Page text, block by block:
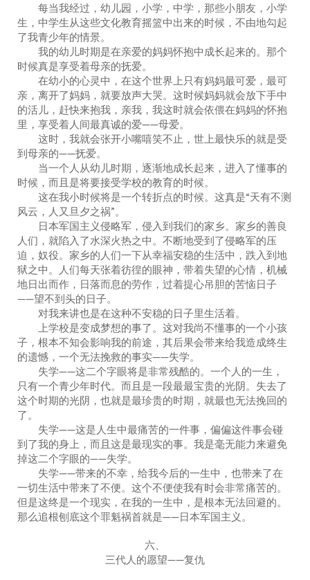
每当我经过，幼儿园，小学，中学，那些小朋友，小学
生，中学生从这些文化教育摇篮中出来的时候，不由地勾起
了我青少年的情景。
我的幼儿时期是在亲爱的妈妈怀抱中成长起来的。那个
时候真是享受着母亲的抚爱。
在幼小的心灵中，在这个世界上只有妈妈最可爱，最可
亲，离开了妈妈，就要放声大哭。这时候妈妈就会放下手中
的活儿，赶快来抱我，亲我，我这时就会依偎在妈妈的怀抱
里，享受着人间最真诚的爱——母爱。
这时，我就会张开小嘴嘻笑不止，世上最快乐的就是受
到母亲的——抚爱。
当一个人从幼儿时期，逐渐地成长起来，进入了懂事的
时候，而且是将要接受学校的教育的时候。
这在我小时候将是一个转折点的时候。这真是“天有不测
风云，人又旦夕之祸”。
日本军国主义侵略军，侵入到我们的家乡。家乡的善良
人们，就陷入了水深火热之中。不断地受到了侵略军的压
迫，奴役。家乡的人们一下从幸福安稳的生活中，跌入到地
狱之中。人们每天张着彷徨的眼神，带着失望的心情，机械
地日出而作，日落而息的劳作，过着提心吊胆的苦恼日子
——望不到头的日子。
对我来讲也是在这种不安稳的日子里生活着。
上学校是变成梦想的事了。这对我尚不懂事的一个小孩
子，根本不知会影响我的前途，其后果会带来给我造成终生
的遗憾，一个无法挽救的事实——失学。
失学——这二个字眼将是非常残酷的。一个人的一生，
只有一个青少年时代。而且是一段最最宝贵的光阴。失去了
这个时期的光阴，也就是最珍贵的时期，就最也无法挽回的
了。
失学——这是人生中最痛苦的一件事，偏偏这件事会碰
到了我的身上，而且这是最现实的事。我是毫无能力来避免
掉这二个字眼的——失学。
失学——带来的不幸，给我今后的一生中，也带来了在
一切生活中带来了不便。这个不便使我有时会非常痛苦的。
但是这终是一个现实，在我的一生中，是根本无法回避的。
那么追根刨底这个罪魁祸首就是——日本军国主义。
六、
三代人的愿望——复仇